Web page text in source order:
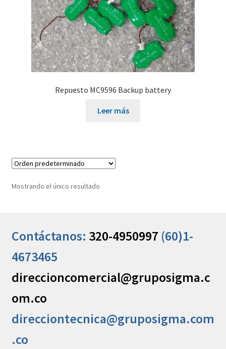
Solicitar información para documentos electrónicos
Repuesto MC9596 Backup battery
Leer más
Mostrando el único resultado
Contáctanos: 320-4950997 (60)1-
4673465
direccioncomercial@gruposigma.c
om.co
direcciontecnica@gruposigma.com
.co